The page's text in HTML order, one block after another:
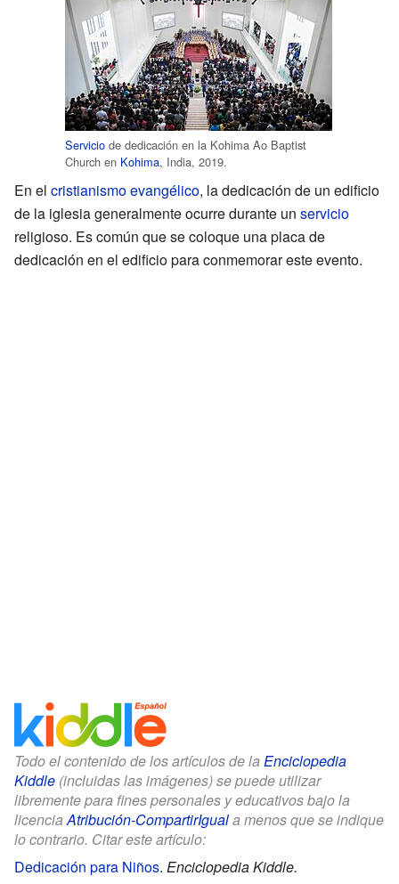
Servicio de dedicación en la Kohima Ao Baptist
Church en Kohima, India, 2019.
En el cristianismo evangélico, la dedicación de un edificio
de la iglesia generalmente ocurre durante un servicio
religioso. Es común que se coloque una placa de
dedicación en el edificio para conmemorar este evento.
Todo el contenido de los artículos de la Enciclopedia
Kiddle (incluidas las imágenes) se puede utilizar
libremente para fines personales y educativos bajo la
licencia Atribución-CompartirIguala menos que se indique
lo contrario. Citar este artículo:
Dedicación para Niños. Enciclopedia Kiddle.